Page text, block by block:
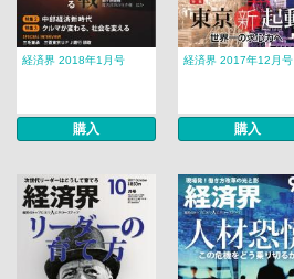
経済界 2018年1月号
購入
経済界 2017年12月号
購入